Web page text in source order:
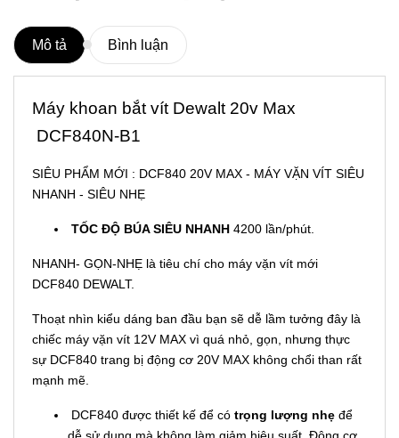
Mô tả Bình luận
Máy khoan bắt vít Dewalt 20v Max
DCF840N-B1
SIÊU PHẨM MỚI : DCF840 20V MAX - MÁY VẶN VÍT SIÊU
NHANH - SIÊU NHẸ
TỐC ĐỘ BÚA SIÊU NHANH 4200 lần/phút.
NHANH- GỌN-NHẸ là tiêu chí cho máy vặn vít mới
DCF840 DEWALT.
Thoạt nhìn kiểu dáng ban đầu bạn sẽ dễ lầm tưởng đây là
chiếc máy vặn vít 12V MAX vì quá nhỏ, gọn, nhưng thực
sự DCF840 trang bị động cơ 20V MAX không chổi than rất
mạnh mẽ.
DCF840 được thiết kế để có trọng lượng nhẹ để